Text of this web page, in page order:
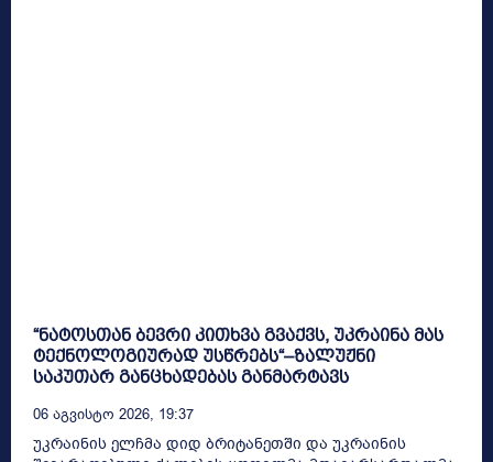
“ნატოსთან ბევრი კითხვა გვაქვს, უკრაინა მას
ტექნოლოგიურად უსწრებს“–ზალუჟნი
საკუთარ განცხადებას განმარტავს
06 Აგვისტო 2026, 19:37
უკრაინის ელჩმა დიდ ბრიტანეთში და უკრაინის